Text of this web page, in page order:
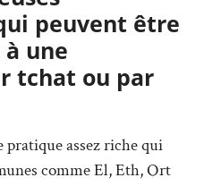
peuvent être
une
tchat ou par
pratique assez riche qui
comme El, Eth, Ort